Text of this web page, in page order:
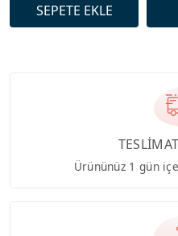
Ürününüz 1 gün